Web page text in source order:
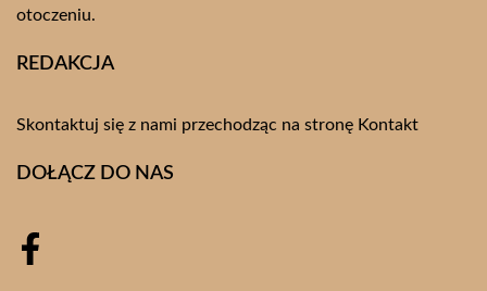
otoczeniu.
REDAKCJA
Skontaktuj się z nami przechodząc na stronę Kontakt
DOŁĄCZ DO NAS